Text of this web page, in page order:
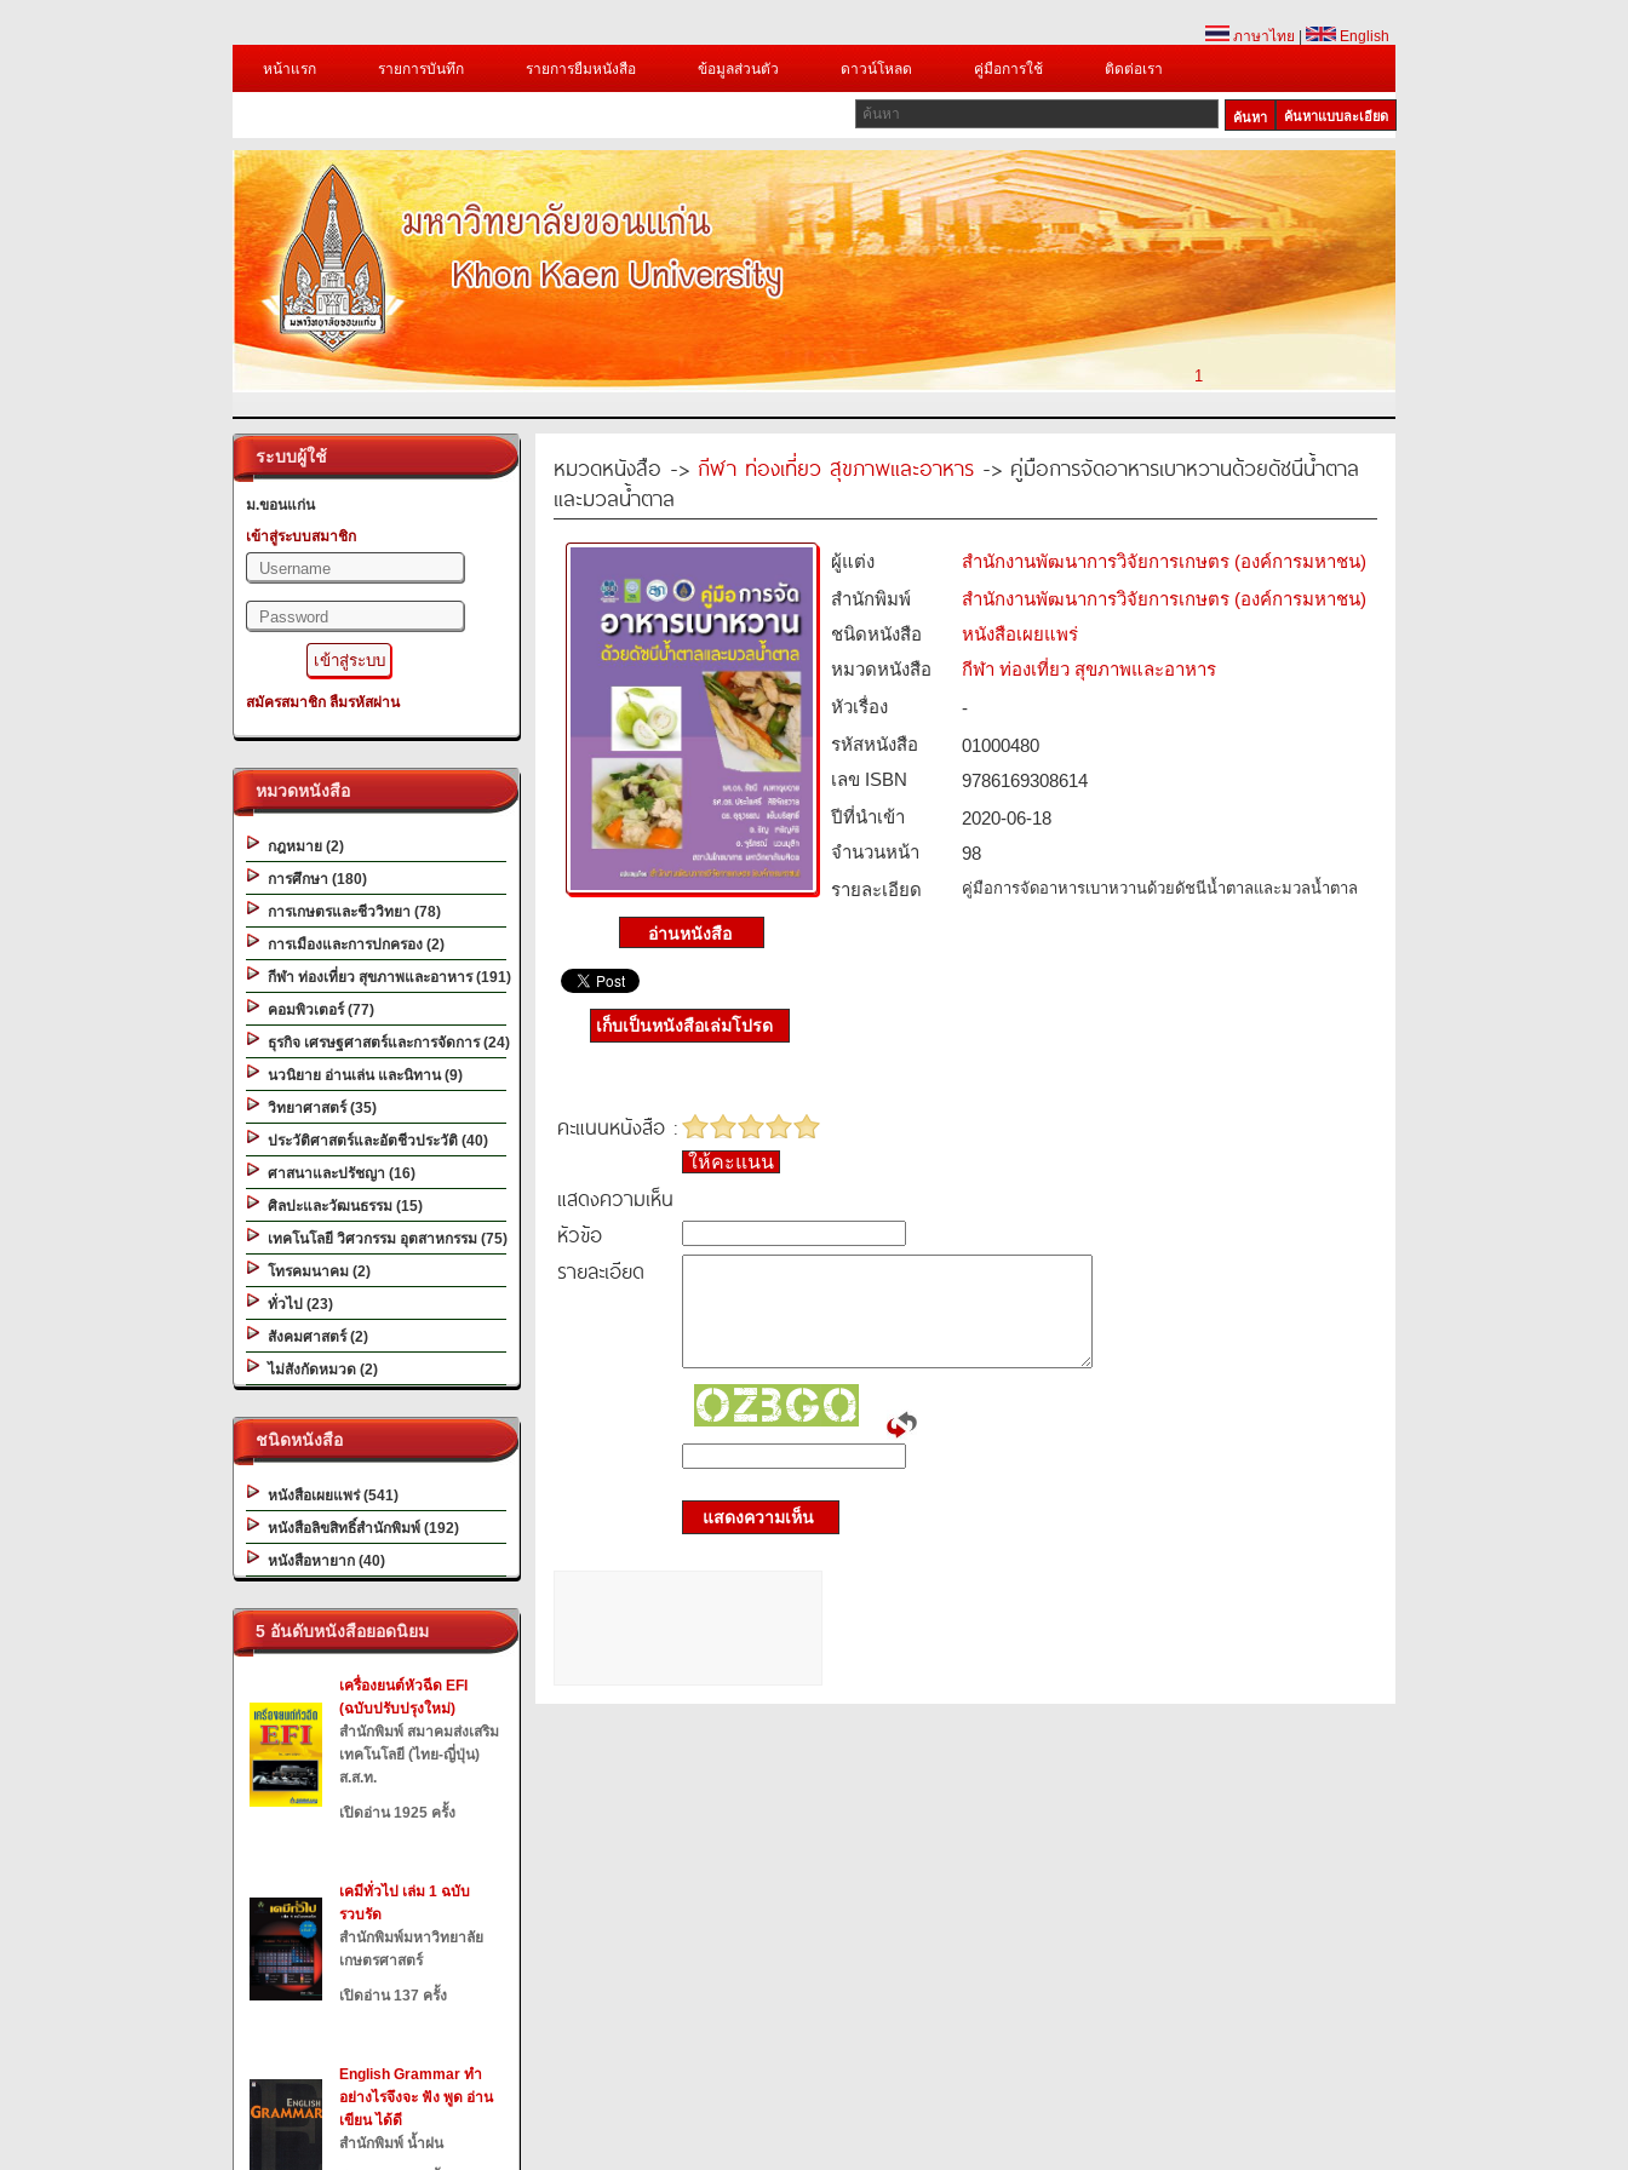
ภาษาไทย
English
หน้าแรก
รายการบันทึก รายการยืมหนังสือ ข้อมูลส่วนตัว ดาวน์โหลด คู่มือการใช้ ติดต่อเรา
ค้นหาแบบละเอียด
1
ระบบผู้ใช้
ม.ขอนแก่น
เข้าสู่ระบบสมาชิก
สมัครสมาชิก ลืมรหัสผ่าน
หมวดหนังสือ
กฎหมาย (2)
การศึกษา (180)
การเกษตรและชีววิทยา (78)
การเมืองและการปกครอง (2)
กีฬา ท่องเที่ยว สุขภาพและอาหาร (191)
คอมพิวเตอร์ (77)
ธุรกิจ เศรษฐศาสตร์และการจัดการ (24)
นวนิยาย อ่านเล่น และนิทาน (9)
วิทยาศาสตร์ (35)
ประวัติศาสตร์และอัตชีวประวัติ (40)
ศาสนาและปรัชญา (16)
ศิลปะและวัฒนธรรม (15)
เทคโนโลยี วิศวกรรม อุตสาหกรรม (75)
โทรคมนาคม (2)
ทั่วไป (23)
สังคมศาสตร์ (2)
ไม่สังกัดหมวด (2)
ชนิดหนังสือ
หนังสือเผยแพร่ (541)
หนังสือลิขสิทธิ์สำนักพิมพ์ (192)
หนังสือหายาก (40)
5 อันดับหนังสือยอดนิยม
เครื่องยนต์หัวฉีด EFI
(ฉบับปรับปรุงใหม่)
สำนักพิมพ์ สมาคมส่งเสริม
เทคโนโลยี (ไทย-ญี่ปุ่น)
ส.ส.ท.
เปิดอ่าน 1925 ครั้ง
เคมีทั่วไป เล่ม 1 ฉบับ
รวบรัด
สำนักพิมพ์มหาวิทยาลัย
เกษตรศาสตร์
เปิดอ่าน 137 ครั้ง
English Grammar ทำ
อย่างไรจึงจะ ฟัง พูด อ่าน
เขียน ได้ดี
สำนักพิมพ์ น้ำฝน
หมวดหนังสือ -> กีฬา ท่องเที่ยว สุขภาพและอาหาร -> คู่มือการจัดอาหารเบาหวานด้วยดัชนีน้ำตาล
และมวลน้ำตาล
ผู้แต่ง
สำนักงานพัฒนาการวิจัยการเกษตร (องค์การมหาชน)
สำนักพิมพ์
สำนักงานพัฒนาการวิจัยการเกษตร (องค์การมหาชน)
ชนิดหนังสือ­
หนังสือเผยแพร่
หมวดหนังสือ­
กีฬา ท่องเที่ยว สุขภาพและอาหาร
หัวเรื่อง
-
รหัสหนังสือ­
01000480
เลข ISBN
9786169308614
ปีที่นำเข้า
2020-06-18
จำนวนหน้า
98
รายละเอียด
คู่มือการจัดอาหารเบาหวานด้วยดัชนีน้ำตาลและมวลน้ำตาล
เก็บเป็นหนังสือเล่มโปรด
คะแนนหนังสือ :
ให้คะแนน
แสดงความเห็น
หัวข้อ
รายละเอียด
แสดงความเห็น